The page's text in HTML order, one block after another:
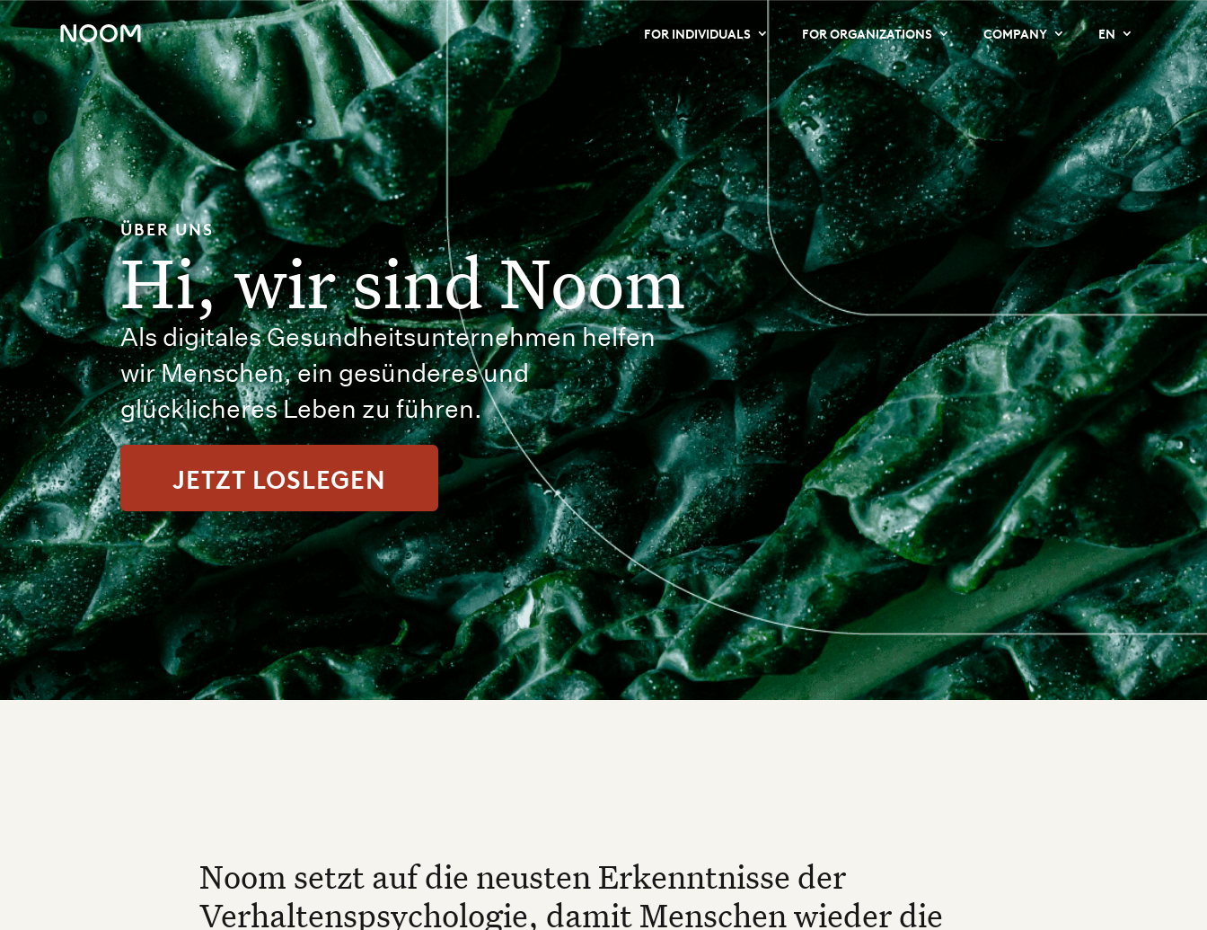
FOR INDIVIDUALS FOR ORGANIZATIONS COMPANY EN
ÜBER UNS
Hi, wir sind Noom
Als digitales Gesundheitsunternehmen helfen
wir Menschen, ein gesünderes und
glücklicheres Leben zu führen.
JETZT LOSLEGEN
Noom setzt auf die neusten Erkenntnisse der
Verhaltenspsychologie, damit Menschen wieder die